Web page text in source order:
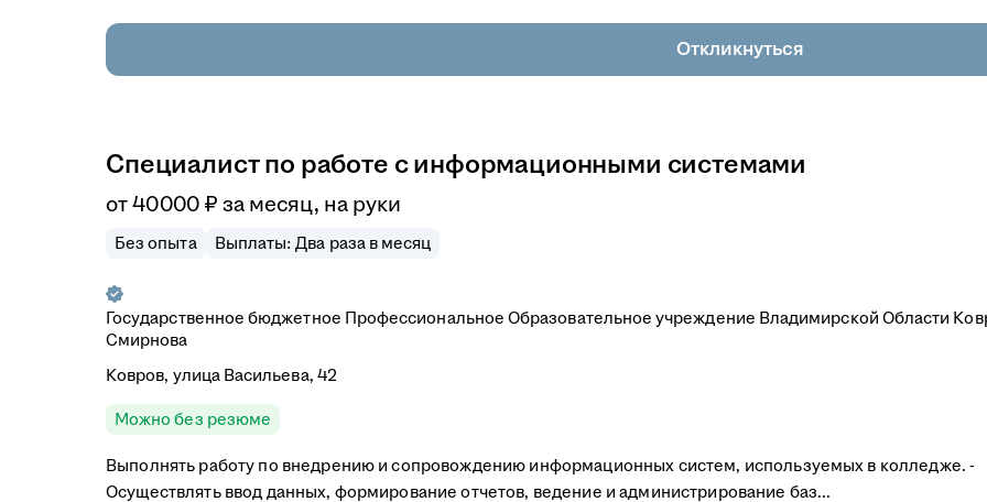
Откликнуться
Специалист по работе с информационными системами
от40 000 ₽ за месяц, на руки
Без опыта Выплаты: Два раза в месяц
Государственное бюджетное Профессиональное Образовательное учреждение Владимирской Области
Смирнова
Ковров, улица Васильева, 42
Можно без резюме
Выполнять работу по внедрению и сопровождению информационных систем, используемых в колледже. -
Осуществлять ввод данных, формирование отчетов, ведение и администрирование баз...